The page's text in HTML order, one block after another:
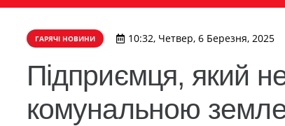
ГАРЯЧІ НОВИНИ 10:32, Четвер, 6 Березня, 2025
Підприємця, який
комунальною